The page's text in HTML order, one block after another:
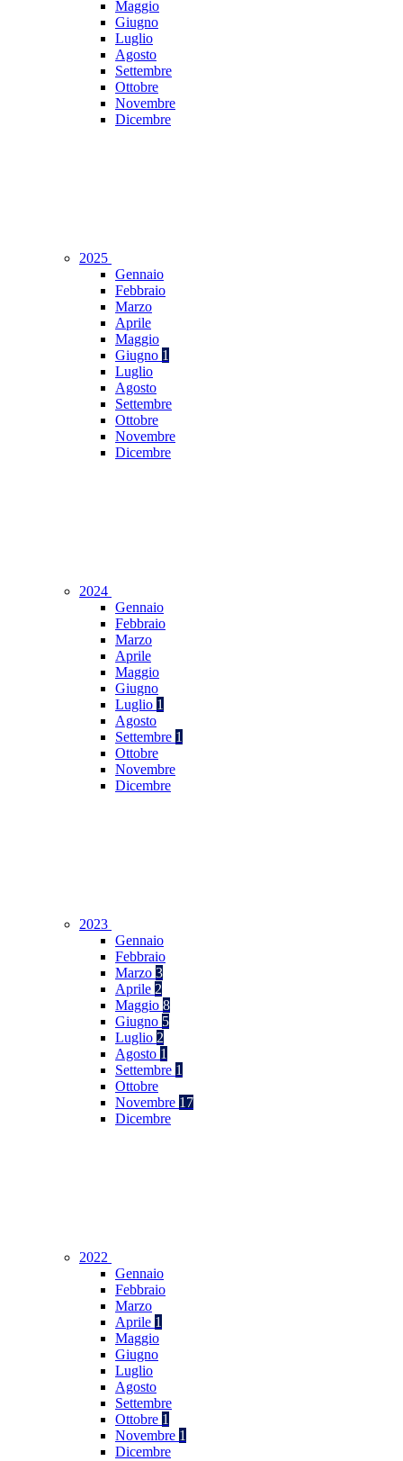
Maggio
Giugno
Luglio
Agosto
Settembre
Ottobre
Novembre
Dicembre
2025
Gennaio
Febbraio
Marzo
Aprile
Maggio
Giugno 1
Luglio
Agosto
Settembre
Ottobre
Novembre
Dicembre
2024
Gennaio
Febbraio
Marzo
Aprile
Maggio
Giugno
Luglio 1
Agosto
Settembre 1
Ottobre
Novembre
Dicembre
2023
Gennaio
Febbraio
Marzo 3
Aprile 2
Maggio 8
Giugno 5
Luglio 2
Agosto 1
Settembre 1
Ottobre
Novembre 17
Dicembre
2022
Gennaio
Febbraio
Marzo
Aprile 1
Maggio
Giugno
Luglio
Agosto
Settembre
Ottobre 1
Novembre 1
Dicembre